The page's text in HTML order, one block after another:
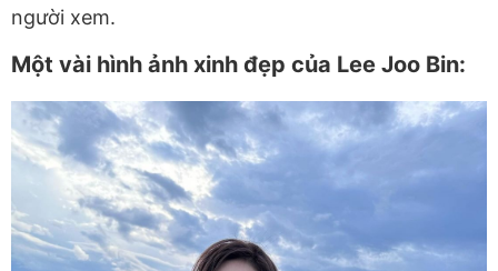
người xem.
Một vài hình ảnh xinh đẹp của Lee Joo Bin: